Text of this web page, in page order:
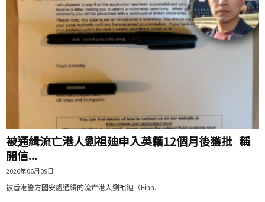
被通緝流亡港人劉祖廸申入英籍12個月後獲批 稱
開信...
2026年06月09日
被香港警方國安處通緝的流亡港人劉祖廸（Finn...